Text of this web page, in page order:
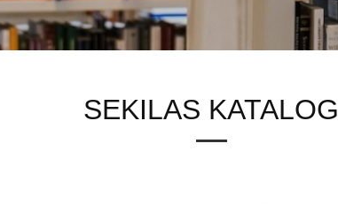
SEKILAS KATALOG